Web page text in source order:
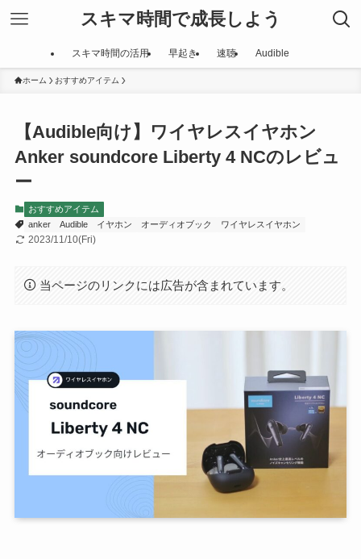
スキマ時間で成長しよう
スキマ時間の活用 早起き 速聴 Audible
ホーム おすすめアイテム
【Audible向け】ワイヤレスイヤホン
Anker soundcore Liberty 4 NCのレビュ
ー
おすすめアイテム
anker
Audible イヤホン オーディオブック ワイヤレスイヤホン
2023/11/10(Fri)
当ページのリンクには広告が含まれています。